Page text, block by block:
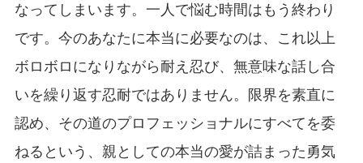
なってしまいます。一人で悩む時間はもう終わり
です。今のあなたに本当に必要なのは、これ以上
ボロボロになりながら耐え忍び、無意味な話し合
いを繰り返す忍耐ではありません。限界を素直に
認め、その道のプロフェッショナルにすべてを委
ねるという、親としての本当の愛が詰まった勇気